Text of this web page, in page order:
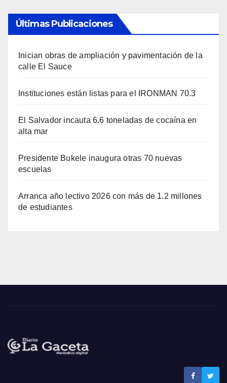
Últimas Publicaciones
Inician obras de ampliación y pavimentación de la
calle El Sauce
Instituciones están listas para el IRONMAN 70.3
El Salvador incauta 6.6 toneladas de cocaína en
alta mar
Presidente Bukele inaugura otras 70 nuevas
escuelas
Arranca año lectivo 2026 con más de 1.2 millones
de estudiantes